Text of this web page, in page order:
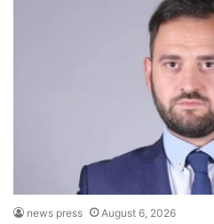
news press August 6, 2026